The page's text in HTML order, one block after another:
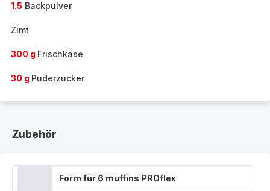
1.5 Backpulver
Zimt
300 g Frischkäse
30 g Puderzucker
Zubehör
Form für 6 muffins PROflex